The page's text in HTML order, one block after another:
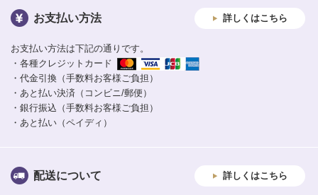
お支払い方法 詳しくはこちら
お支払い方法は下記の通りです。
・各種クレジットカード
・代金引換（手数料お客様ご負担）
・あと払い決済（コンビニ/郵便）
・銀行振込（手数料お客様ご負担）
・あと払い（ペイディ）
配送について 詳しくはこちら